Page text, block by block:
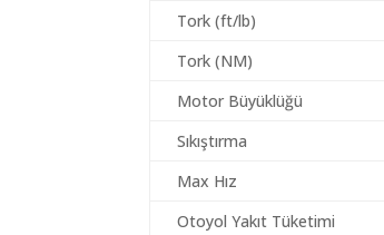
Tork (ft/lb)
Tork (NM)
Motor Büyüklüğü
Sıkıştırma
Max Hız
Otoyol Yakıt Tüketimi